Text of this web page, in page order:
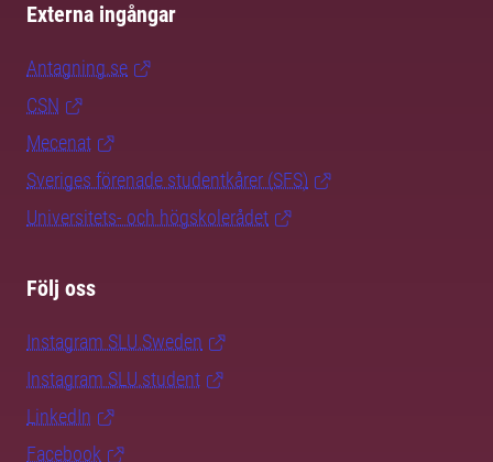
Externa ingångar
Antagning.se
CSN
Mecenat
Sveriges förenade studentkårer (SFS)
Universitets- och högskolerådet
Följ oss
Instagram SLU.Sweden
Instagram SLU.student
LinkedIn
Facebook